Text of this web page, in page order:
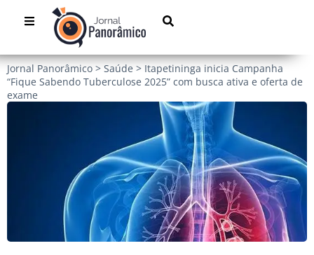
Jornal Panorâmico > Saúde > Itapetininga inicia Campanha
“Fique Sabendo Tuberculose 2025” com busca ativa e oferta de
exame